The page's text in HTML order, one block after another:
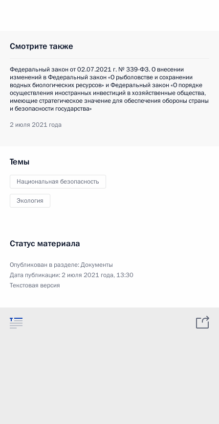
Смотрите также
Федеральный закон от 02.07.2021 г. № 339-ФЗ. О внесении
изменений в Федеральный закон «О рыболовстве и сохранении
водных биологических ресурсов» и Федеральный закон «О порядке
осуществления иностранных инвестиций в хозяйственные общества,
имеющие стратегическое значение для обеспечения обороны страны
и безопасности государства»
2 июля 2021 года
Темы
Национальная безопасность
Экология
Статус материала
Опубликован в разделе:Документы
Дата публикации:2 июля 2021 года, 13:30
Текстовая версия